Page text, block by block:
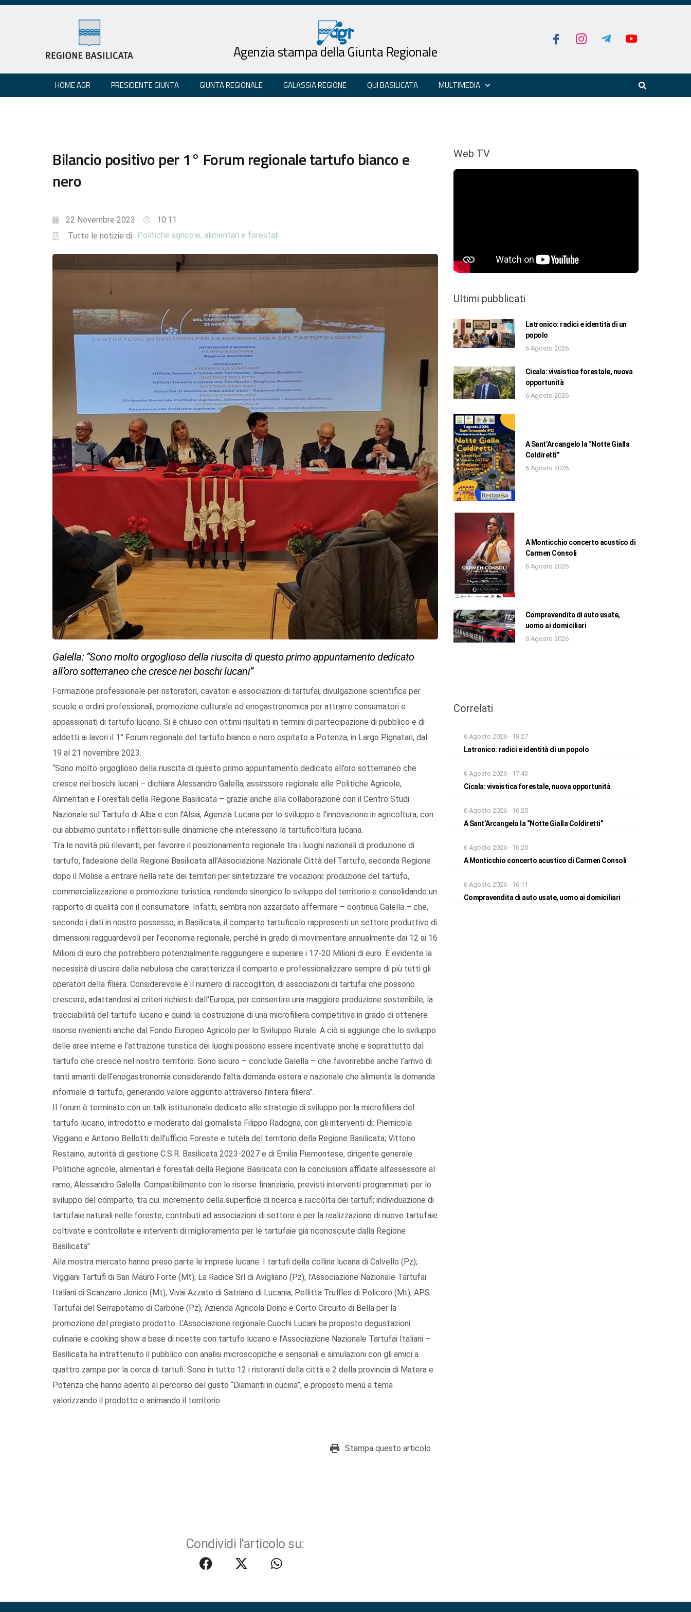
Agenzia stampa della Giunta Regionale
HOME AGR PRESIDENTE GIUNTA GIUNTA REGIONALE GALASSIA REGIONE QUI BASILICATA MULTIMEDIA
Bilancio positivo per 1° Forum regionale tartufo bianco e
nero
22 Novembre 2023
10:11
Tutte le notizie di
Politiche agricole, alimentari e forestali
Galella: “Sono molto orgoglioso della riuscita di questo primo appuntamento dedicato
all’oro sotterraneo che cresce nei boschi lucani”
Formazione professionale per ristoratori, cavatori e associazioni di tartufai, divulgazione scientifica per
scuole e ordini professionali, promozione culturale ed enogastronomica per attrarre consumatori e
appassionati di tartufo lucano. Si è chiuso con ottimi risultati in termini di partecipazione di pubblico e di
addetti ai lavori il 1° Forum regionale del tartufo bianco e nero ospitato a Potenza, in Largo Pignatari, dal
19 al 21 novembre 2023.
“Sono molto orgoglioso della riuscita di questo primo appuntamento dedicato all’oro sotterraneo che
cresce nei boschi lucani – dichiara Alessandro Galella, assessore regionale alle Politiche Agricole,
Alimentari e Forestali della Regione Basilicata – grazie anche alla collaborazione con il Centro Studi
Nazionale sul Tartufo di Alba e con l’Alsia, Agenzia Lucana per lo sviluppo e l’innovazione in agricoltura, con
cui abbiamo puntato i riflettori sulle dinamiche che interessano la tartuficoltura lucana.
Tra le novità più rilevanti, per favorire il posizionamento regionale tra i luoghi nazionali di produzione di
tartufo, l’adesione della Regione Basilicata all’Associazione Nazionale Città del Tartufo, seconda Regione
dopo il Molise a entrare nella rete dei territori per sintetizzare tre vocazioni: produzione del tartufo,
commercializzazione e promozione turistica, rendendo sinergico lo sviluppo del territorio e consolidando un
rapporto di qualità con il consumatore. Infatti, sembra non azzardato affermare – continua Galella – che,
secondo i dati in nostro possesso, in Basilicata, il comparto tartuficolo rappresenti un settore produttivo di
dimensioni ragguardevoli per l’economia regionale, perché in grado di movimentare annualmente dai 12 ai 16
Milioni di euro che potrebbero potenzialmente raggiungere e superare i 17-20 Milioni di euro. È evidente la
necessità di uscire dalla nebulosa che caratterizza il comparto e professionalizzare sempre di più tutti gli
operatori della filiera. Considerevole è il numero di raccoglitori, di associazioni di tartufai che possono
crescere, adattandosi ai criteri richiesti dall’Europa, per consentire una maggiore produzione sostenibile, la
tracciabilità del tartufo lucano e quindi la costruzione di una microfiliera competitiva in grado di ottenere
risorse rivenienti anche dal Fondo Europeo Agricolo per lo Sviluppo Rurale. A ciò si aggiunge che lo sviluppo
delle aree interne e l’attrazione turistica dei luoghi possono essere incentivate anche e soprattutto dal
tartufo che cresce nel nostro territorio. Sono sicuro – conclude Galella – che favorirebbe anche l’arrivo di
tanti amanti dell’enogastronomia considerando l’alta domanda estera e nazionale che alimenta la domanda
informale di tartufo, generando valore aggiunto attraverso l’intera filiera”.
Il forum è terminato con un talk istituzionale dedicato alle strategie di sviluppo per la microfiliera del
tartufo lucano, introdotto e moderato dal giornalista Filippo Radogna, con gli interventi di: Piernicola
Viggiano e Antonio Bellotti dell’ufficio Foreste e tutela del territorio della Regione Basilicata; Vittorio
Restaino, autorità di gestione C.S.R. Basilicata 2023-2027 e di Emilia Piemontese, dirigente generale
Politiche agricole, alimentari e forestali della Regione Basilicata con la conclusioni affidate all’assessore al
ramo, Alessandro Galella. Compatibilmente con le risorse finanziarie, previsti interventi programmati per lo
sviluppo del comparto, tra cui: incremento della superficie di ricerca e raccolta dei tartufi; individuazione di
tartufaie naturali nelle foreste; contributi ad associazioni di settore e per la realizzazione di nuove tartufaie
coltivate e controllate e interventi di miglioramento per le tartufaie già riconosciute dalla Regione
Basilicata”.
Alla mostra mercato hanno preso parte le imprese lucane: I tartufi della collina lucana di Calvello (Pz);
Viggiani Tartufi di San Mauro Forte (Mt); La Radice Srl di Avigliano (Pz); l’Associazione Nazionale Tartufai
Italiani di Scanzano Jonico (Mt); Vivai Azzato di Satriano di Lucania; Pellitta Truffles di Policoro (Mt); APS
Tartufai del Serrapotamo di Carbone (Pz); Azienda Agricola Doino e Corto Circuito di Bella per la
promozione del pregiato prodotto. L’Associazione regionale Cuochi Lucani ha proposto degustazioni
culinarie e cooking show a base di ricette con tartufo lucano e l’Associazione Nazionale Tartufai Italiani –
Basilicata ha intrattenuto il pubblico con analisi microscopiche e sensoriali e simulazioni con gli amici a
quattro zampe per la cerca di tartufi. Sono in tutto 12 i ristoranti della città e 2 della provincia di Matera e
Potenza che hanno aderito al percorso del gusto “Diamanti in cucina”, e proposto menù a tema
valorizzando il prodotto e animando il territorio.
Stampa questo articolo
Condividi l'articolo su:
Web TV
Ultimi pubblicati
Latronico: radici e identità di un
popolo
6 Agosto 2026
Cicala: vivaistica forestale, nuova
opportunità
6 Agosto 2026
A Sant’Arcangelo la “Notte Gialla
Coldiretti”
6 Agosto 2026
A Monticchio concerto acustico di
Carmen Consoli
6 Agosto 2026
Compravendita di auto usate,
uomo ai domiciliari
6 Agosto 2026
Correlati
6 Agosto 2026 - 18:27
Latronico: radici e identità di un popolo
6 Agosto 2026 - 17:43
Cicala: vivaistica forestale, nuova opportunità
6 Agosto 2026 - 16:25
A Sant’Arcangelo la “Notte Gialla Coldiretti”
6 Agosto 2026 - 16:20
A Monticchio concerto acustico di Carmen Consoli
6 Agosto 2026 - 16:11
Compravendita di auto usate, uomo ai domiciliari